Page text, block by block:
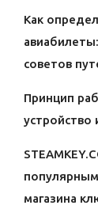
Как
советов
Принцип
магазина